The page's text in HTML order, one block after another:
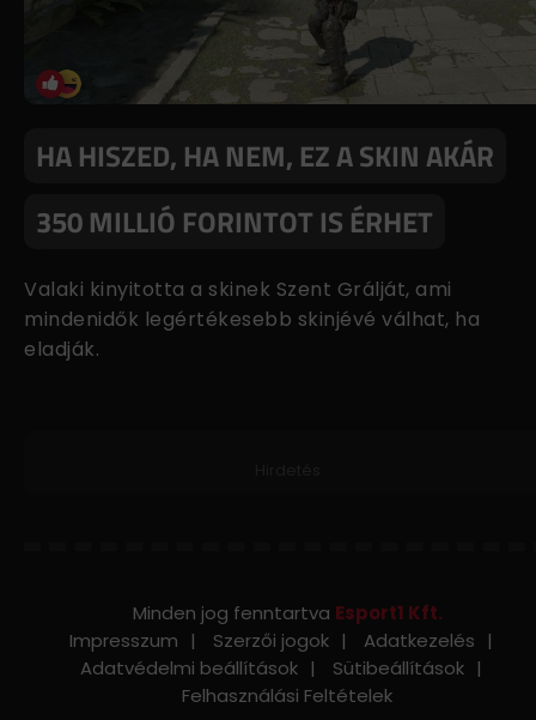
HA HISZED, HA NEM, EZ A SKIN AKÁR
350 MILLIÓ FORINTOT IS ÉRHET
Valaki kinyitotta a skinek Szent Grálját, ami
mindenidők legértékesebb skinjévé válhat, ha
eladják.
Minden jog fenntartva Esport1 Kft.
Impresszum
Szerzői jogok
Adatkezelés
Adatvédelmi beállítások
Sütibeállítások
Felhasználási Feltételek